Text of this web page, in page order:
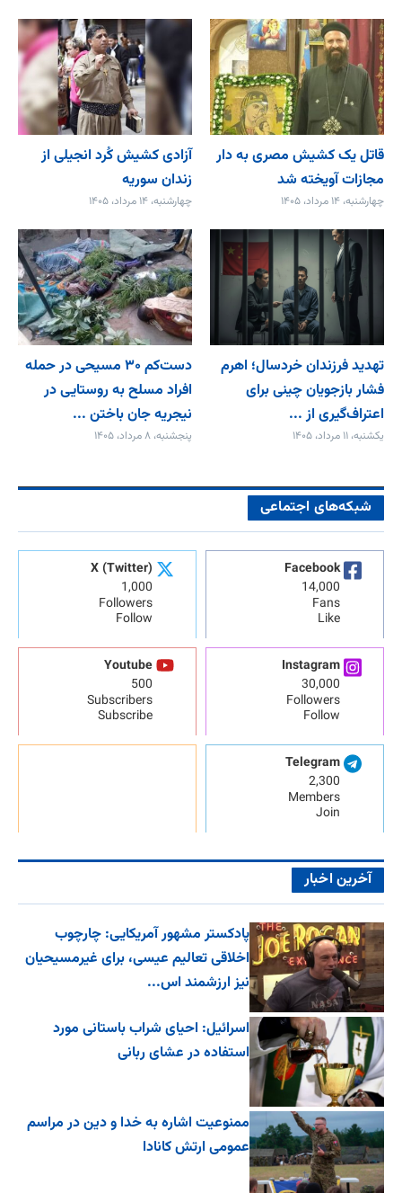
قاتل یک کشیش مصری به دار
مجازات آویخته شد
چهارشنبه، ۱۴ مرداد، ۱۴۰۵
آزادی کشیش کُرد انجیلی از
زندان سوریه
چهارشنبه، ۱۴ مرداد، ۱۴۰۵
تهدید فرزندان خردسال؛ اهرم
فشار بازجویان چینی برای
اعتراف‌گیری از ...
یکشنبه، ۱۱ مرداد، ۱۴۰۵
دست‌کم ۳۰ مسیحی در حمله
افراد مسلح به روستایی در
نیجریه جان باختن ...
پنجشنبه، ۸ مرداد، ۱۴۰۵
شبکه‌های اجتماعی
Facebook
14,000
Fans
Like
X (Twitter)
1,000
Followers
Follow
Instagram
30,000
Followers
Follow
Youtube
500
Subscribers
Subscribe
Telegram
2,300
Members
Join
آخرین اخبار
پادکستر مشهور آمریکایی: چارچوب
اخلاقی تعالیم عیسی، برای غیرمسیحیان
نیز ارزشمند اس...
اسرائیل: احیای شراب باستانی مورد
استفاده در عشای ربانی
ممنوعیت اشاره به خدا و دین در مراسم
عمومی ارتش کانادا